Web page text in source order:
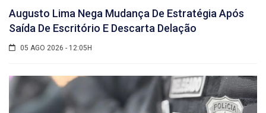
Augusto Lima Nega Mudança De Estratégia Após
Saída De Escritório E Descarta Delação
05 AGO 2026 - 12:05H